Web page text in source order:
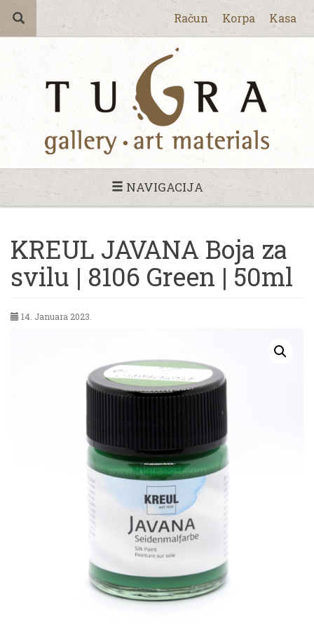
Račun Korpa Kasa
NAVIGACIJA
KREUL JAVANA Boja za
svilu | 8106 Green | 50ml
14. Januara 2023.